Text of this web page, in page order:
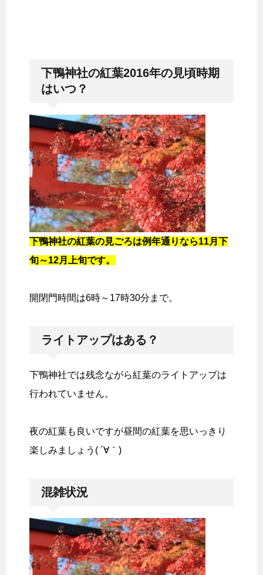
下鴨神社の紅葉2016年の見頃時期
はいつ？
下鴨神社の紅葉の見ごろは例年通りなら11月下
旬～12月上旬です。
開閉門時間は6時～17時30分まで。
ライトアップはある？
下鴨神社では残念ながら紅葉のライトアップは
行われていません。
夜の紅葉も良いですが昼間の紅葉を思いっきり
楽しみましょう( ´∀｀)
混雑状況